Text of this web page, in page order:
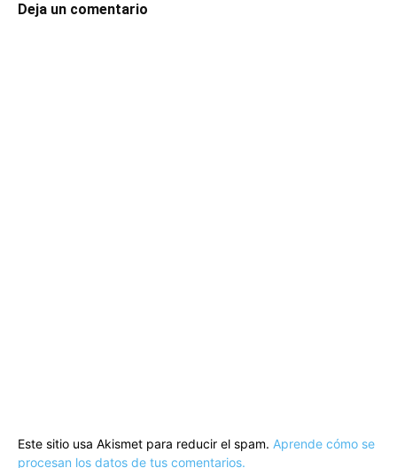
Deja un comentario
Este sitio usa Akismet para reducir el spam. Aprende cómo se
procesan los datos de tus comentarios.